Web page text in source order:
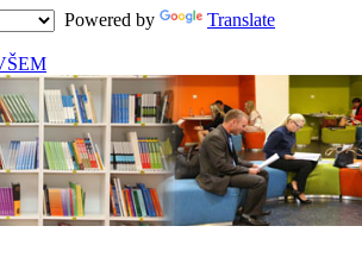
Powered by
Translate